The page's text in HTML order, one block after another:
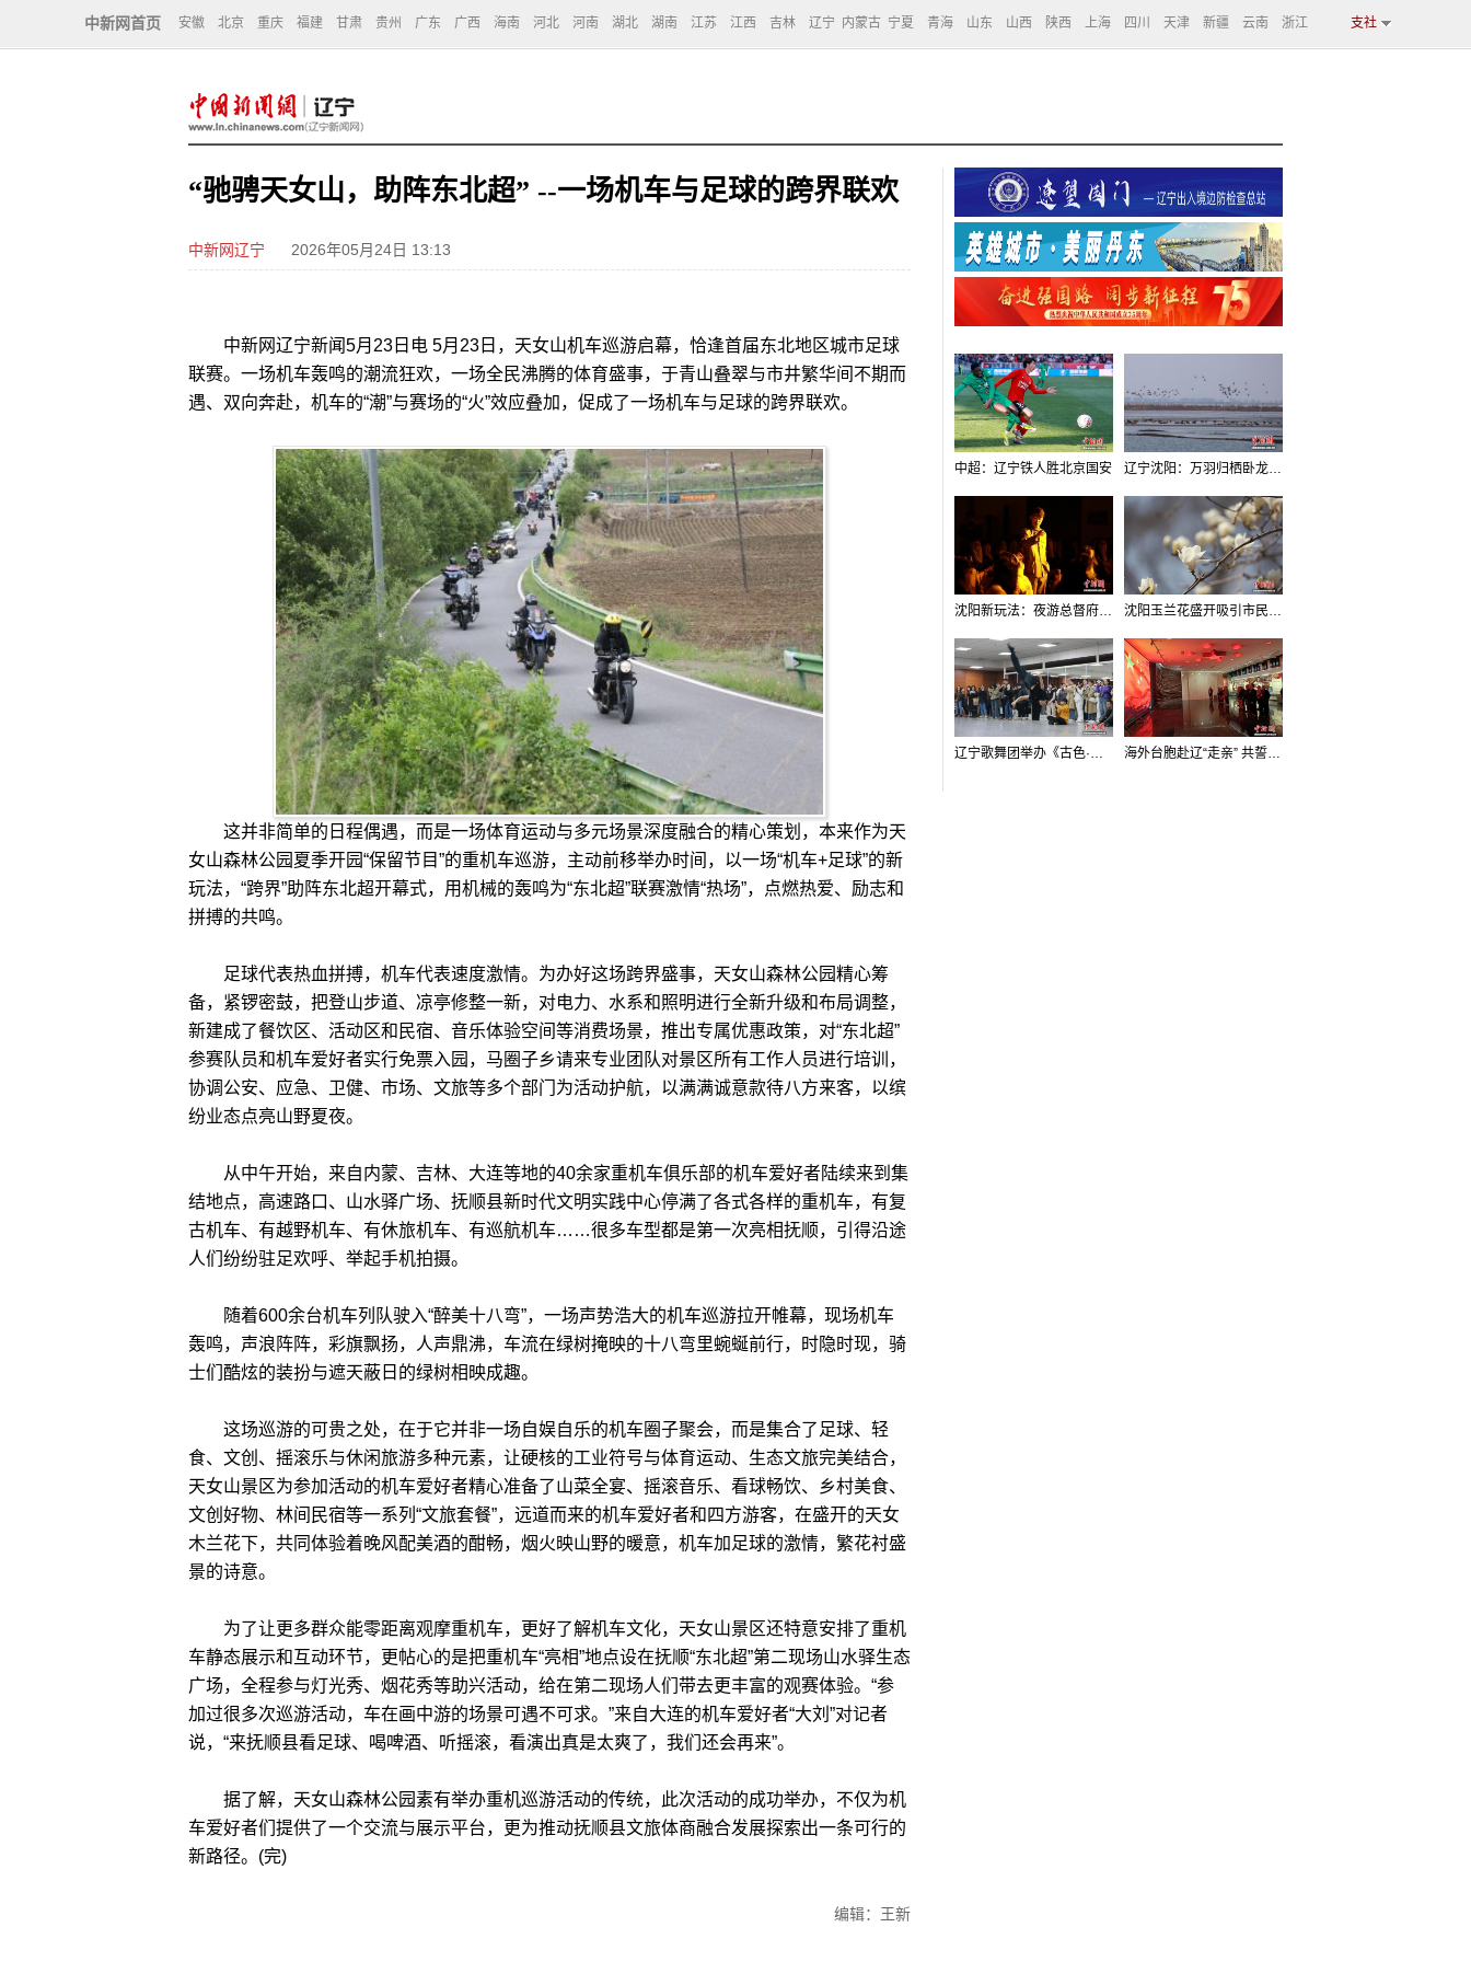
中新网首页 安徽 北京 重庆 福建 甘肃 贵州 广东 广西 海南 河北 河南 湖北 湖南 江苏 江西 吉林 辽宁 内蒙古 宁夏 青海 山东 山西 陕西 上海 四川 天津 新疆 云南 浙江 支社
“驰骋天女山，助阵东北超” --一场机车与足球的跨界联欢
中新网辽宁 2026年05月24日 13:13
中新网辽宁新闻5月23日电 5月23日，天女山机车巡游启幕，恰逢首届东北地区城市足球
联赛。一场机车轰鸣的潮流狂欢，一场全民沸腾的体育盛事，于青山叠翠与市井繁华间不期而
遇、双向奔赴，机车的“潮”与赛场的“火”效应叠加，促成了一场机车与足球的跨界联欢。
这并非简单的日程偶遇，而是一场体育运动与多元场景深度融合的精心策划，本来作为天
女山森林公园夏季开园“保留节目”的重机车巡游，主动前移举办时间，以一场“机车+足球”的新
玩法，“跨界”助阵东北超开幕式，用机械的轰鸣为“东北超”联赛激情“热场”，点燃热爱、励志和
拼搏的共鸣。
足球代表热血拼搏，机车代表速度激情。为办好这场跨界盛事，天女山森林公园精心筹
备，紧锣密鼓，把登山步道、凉亭修整一新，对电力、水系和照明进行全新升级和布局调整，
新建成了餐饮区、活动区和民宿、音乐体验空间等消费场景，推出专属优惠政策，对“东北超”
参赛队员和机车爱好者实行免票入园，马圈子乡请来专业团队对景区所有工作人员进行培训，
协调公安、应急、卫健、市场、文旅等多个部门为活动护航，以满满诚意款待八方来客，以缤
纷业态点亮山野夏夜。
从中午开始，来自内蒙、吉林、大连等地的40余家重机车俱乐部的机车爱好者陆续来到集
结地点，高速路口、山水驿广场、抚顺县新时代文明实践中心停满了各式各样的重机车，有复
古机车、有越野机车、有休旅机车、有巡航机车……很多车型都是第一次亮相抚顺，引得沿途
人们纷纷驻足欢呼、举起手机拍摄。
随着600余台机车列队驶入“醉美十八弯”，一场声势浩大的机车巡游拉开帷幕，现场机车
轰鸣，声浪阵阵，彩旗飘扬，人声鼎沸，车流在绿树掩映的十八弯里蜿蜒前行，时隐时现，骑
士们酷炫的装扮与遮天蔽日的绿树相映成趣。
这场巡游的可贵之处，在于它并非一场自娱自乐的机车圈子聚会，而是集合了足球、轻
食、文创、摇滚乐与休闲旅游多种元素，让硬核的工业符号与体育运动、生态文旅完美结合，
天女山景区为参加活动的机车爱好者精心准备了山菜全宴、摇滚音乐、看球畅饮、乡村美食、
文创好物、林间民宿等一系列“文旅套餐”，远道而来的机车爱好者和四方游客，在盛开的天女
木兰花下，共同体验着晚风配美酒的酣畅，烟火映山野的暖意，机车加足球的激情，繁花衬盛
景的诗意。
为了让更多群众能零距离观摩重机车，更好了解机车文化，天女山景区还特意安排了重机
车静态展示和互动环节，更帖心的是把重机车“亮相”地点设在抚顺“东北超”第二现场山水驿生态
广场，全程参与灯光秀、烟花秀等助兴活动，给在第二现场人们带去更丰富的观赛体验。“参
加过很多次巡游活动，车在画中游的场景可遇不可求。”来自大连的机车爱好者“大刘”对记者
说，“来抚顺县看足球、喝啤酒、听摇滚，看演出真是太爽了，我们还会再来”。
据了解，天女山森林公园素有举办重机巡游活动的传统，此次活动的成功举办，不仅为机
车爱好者们提供了一个交流与展示平台，更为推动抚顺县文旅体商融合发展探索出一条可行的
新路径。(完)
编辑：王新
中超：辽宁铁人胜北京国安 辽宁沈阳：万羽归栖卧龙湖看群鸟齐飞
沈阳新玩法：夜游总督府，当一回“赴宴者” 沈阳玉兰花盛开吸引市民打卡
辽宁歌舞团举办《古色·国宝辽宁》排练开放日活动 海外台胞赴辽“走亲” 共誓“和平初心”